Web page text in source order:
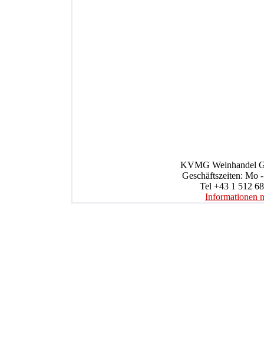
KVMG Weinhandel
Geschäftszeiten: Mo
Tel +43 1 512
Informationen